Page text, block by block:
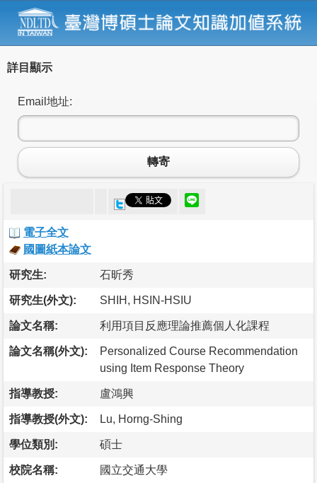
詳目顯示
Email地址:
轉寄
電子全文
國圖紙本論文
研究生: 石昕秀
研究生(外文): SHIH, HSIN-HSIU
論文名稱: 利用項目反應理論推薦個人化課程
論文名稱(外文):
Personalized Course Recommendation
using Item Response Theory
指導教授: 盧鴻興
指導教授(外文): Lu, Horng-Shing
學位類別: 碩士
校院名稱: 國立交通大學